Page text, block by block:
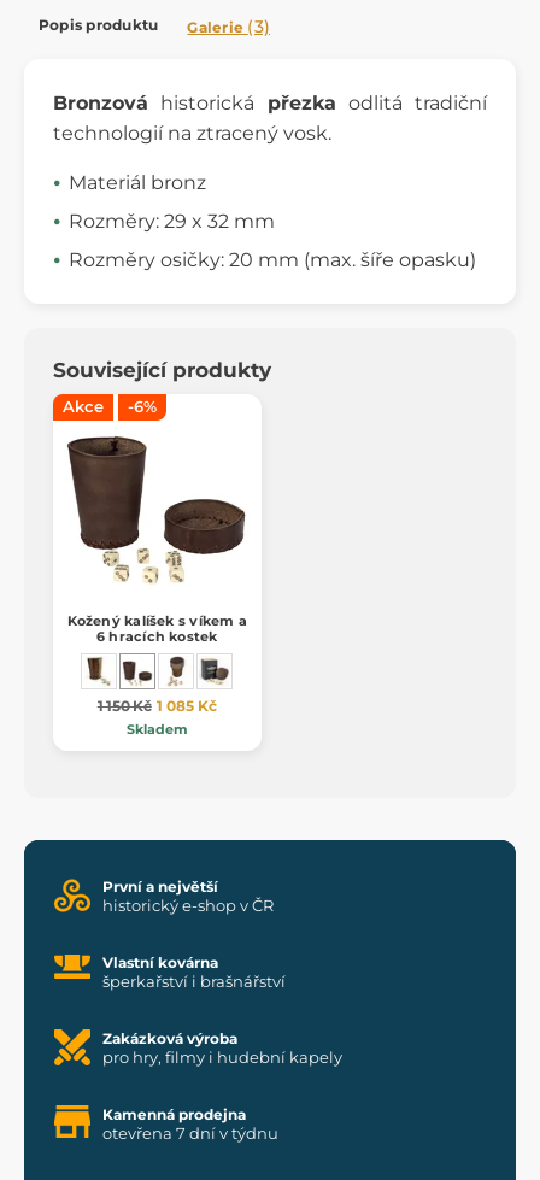
Popis produktu Galerie (3)
Bronzová historická přezka odlitá tradiční
technologií na ztracený vosk.
Materiál bronz
Rozměry: 29 x 32 mm
Rozměry osičky: 20 mm (max. šíře opasku)
Související produkty
Akce -6%
Kožený kalíšek s víkem a
6 hracích kostek
1 150 Kč 1 085 Kč
Skladem
První a největší
historický e-shop v ČR
Vlastní kovárna
šperkařství i brašnářství
Zakázková výroba
pro hry, filmy i hudební kapely
Kamenná prodejna
otevřena 7 dní v týdnu